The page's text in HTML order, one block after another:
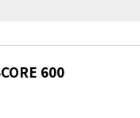
600